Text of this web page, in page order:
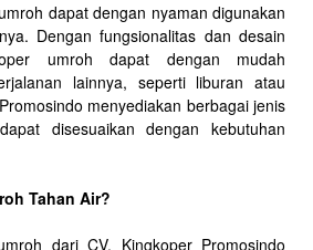
dapat dengan nyaman digunakan
Dengan fungsionalitas dan desain
umroh dapat dengan mudah
lainnya, seperti liburan atau
menyediakan berbagai jenis
disesuaikan dengan kebutuhan
Tahan Air?
dari CV. Kingkoper Promosindo